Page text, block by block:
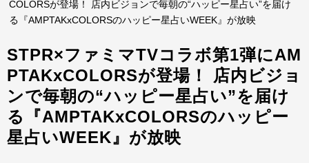
COLORSが登場！ 店内ビジョンで毎朝の“ハッピー星占い”を届け
る『AMPTAKxCOLORSのハッピー星占いWEEK』が放映
STPR×ファミマTVコラボ第1弾にAM
PTAKxCOLORSが登場！ 店内ビジョ
ンで毎朝の“ハッピー星占い”を届け
る『AMPTAKxCOLORSのハッピー
星占いWEEK』が放映